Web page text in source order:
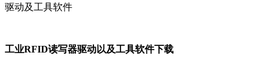
驱动及工具软件
工业RFID读写器驱动以及工具软件下载